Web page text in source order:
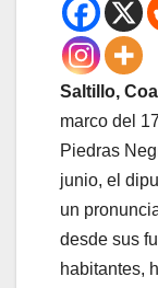
Saltillo,
marco del
Piedras
junio, el
un
desde sus
habitantes,